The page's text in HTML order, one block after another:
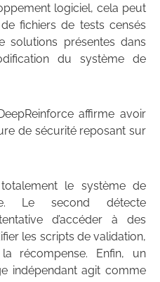
logiciel, cela peut
fichiers de tests censés
solutions présentes dans
du système de
affirme avoir
de sécurité reposant sur
le système de
Le second détecte
d’accéder à des
les scripts de validation,
récompense. Enfin, un
indépendant agit comme